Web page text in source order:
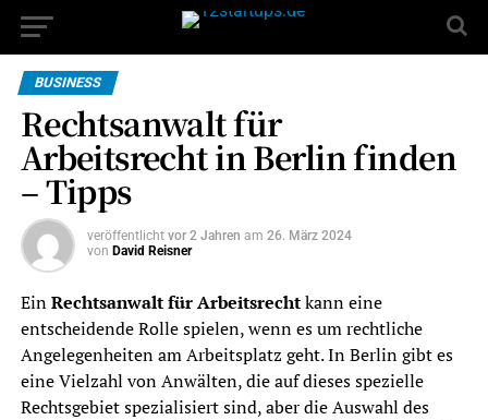
BUSINESS
Rechtsanwalt für
Arbeitsrecht in Berlin finden
– Tipps
veröffentlicht vor 2 Jahren am 26. März 2024
von David Reisner
EinRechtsanwalt für Arbeitsrechtkann eine
entscheidende Rolle spielen, wenn es um rechtliche
Angelegenheiten am Arbeitsplatz geht. In Berlin gibt es
eine Vielzahl von Anwälten, die auf dieses spezielle
Rechtsgebiet spezialisiert sind, aber die Auswahl des